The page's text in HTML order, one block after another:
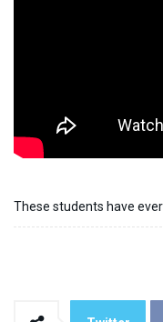
These students have